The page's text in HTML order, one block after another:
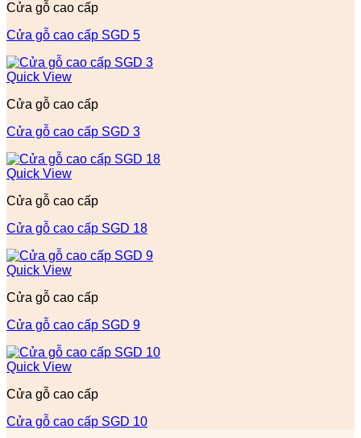
Cửa gỗ cao cấp
Cửa gỗ cao cấp SGD 5
Quick View
Cửa gỗ cao cấp
Cửa gỗ cao cấp SGD 3
Quick View
Cửa gỗ cao cấp
Cửa gỗ cao cấp SGD 18
Quick View
Cửa gỗ cao cấp
Cửa gỗ cao cấp SGD 9
Quick View
Cửa gỗ cao cấp
Cửa gỗ cao cấp SGD 10